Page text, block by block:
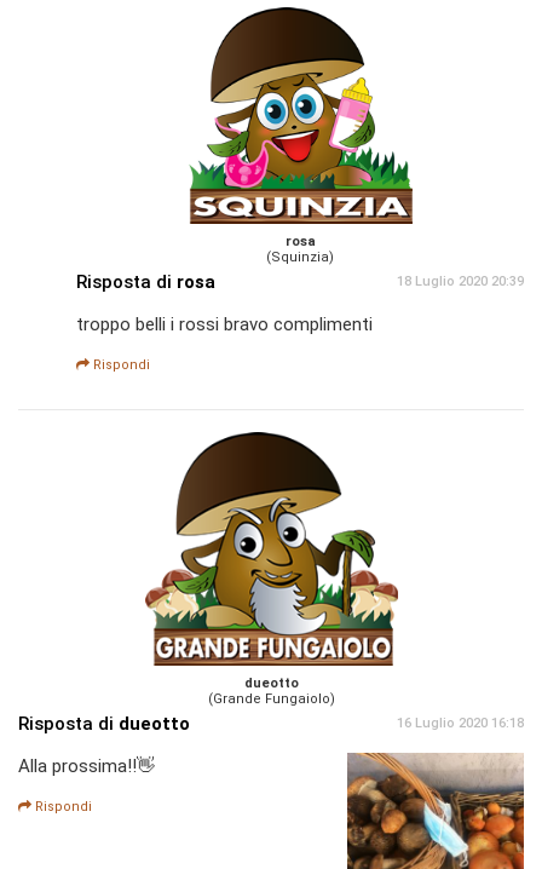
rosa
(Squinzia)
Risposta di rosa 18 Luglio 2020 20:39
troppo belli i rossi bravo complimenti
Rispondi
dueotto
(Grande Fungaiolo)
Risposta di dueotto 16 Luglio 2020 16:18
Alla prossima!!👋
Rispondi